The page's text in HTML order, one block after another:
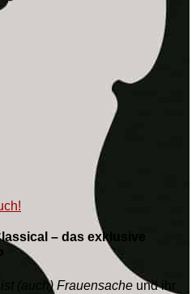
– das exklusive
ist (auch) Frauensache und ihr